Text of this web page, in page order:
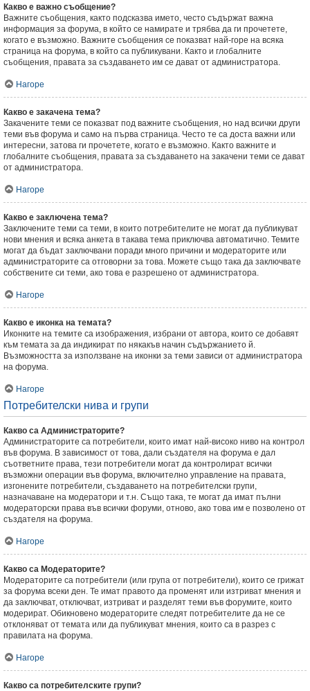
Какво е важно съобщение?
Важните съобщения, както подсказва името, често съдържат важна
информация за форума, в който се намирате и трябва да ги прочетете,
когато е възможно. Важните съобщения се показват най-горе на всяка
страница на форума, в който са публикувани. Както и глобалните
съобщения, правата за създаването им се дават от администратора.
Нагоре
Какво е закачена тема?
Закачените теми се показват под важните съобщения, но над всички други
теми във форума и само на първа страница. Често те са доста важни или
интересни, затова ги прочетете, когато е възможно. Както важните и
глобалните съобщения, правата за създаването на закачени теми се дават
от администратора.
Нагоре
Какво е заключена тема?
Заключените теми са теми, в които потребителите не могат да публикуват
нови мнения и всяка анкета в такава тема приключва автоматично. Темите
могат да бъдат заключвани поради много причини и модераторите или
администраторите са отговорни за това. Можете също така да заключвате
собствените си теми, ако това е разрешено от администратора.
Нагоре
Какво е иконка на темата?
Иконките на темите са изображения, избрани от автора, които се добавят
към темата за да индикират по някакъв начин съдържанието й.
Възможността за използване на иконки за теми зависи от администратора
на форума.
Нагоре
Потребителски нива и групи
Какво са Администраторите?
Администраторите са потребители, които имат най-високо ниво на контрол
във форума. В зависимост от това, дали създателя на форума е дал
съответните права, тези потребители могат да контролират всички
възможни операции във форума, включително управление на правата,
изгонените потребители, създаването на потребителски групи,
назначаване на модератори и т.н. Също така, те могат да имат пълни
модераторски права във всички форуми, отново, ако това им е позволено от
създателя на форума.
Нагоре
Какво са Модераторите?
Модераторите са потребители (или група от потребители), които се грижат
за форума всеки ден. Те имат правото да променят или изтриват мнения и
да заключват, отключват, изтриват и разделят теми във форумите, които
модерират. Обикновено модераторите следят потребителите да не се
отклоняват от темата или да публикуват мнения, които са в разрез с
правилата на форума.
Нагоре
Какво са потребителските групи?